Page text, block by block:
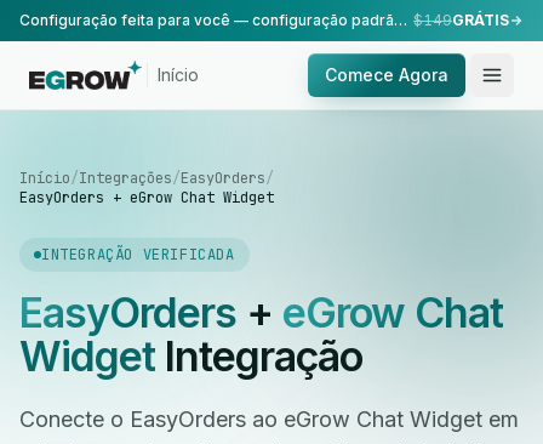
Configuração feita para você — configuração padrão, realizada pela nossa equipe. $149GRÁTIS
Início Comece Agora
Início/Integrações/EasyOrders/
EasyOrders + eGrow Chat Widget
INTEGRAÇÃO VERIFICADA
EasyOrders+ eGrow Chat
WidgetIntegração
Conecte o EasyOrders ao eGrow Chat Widget em